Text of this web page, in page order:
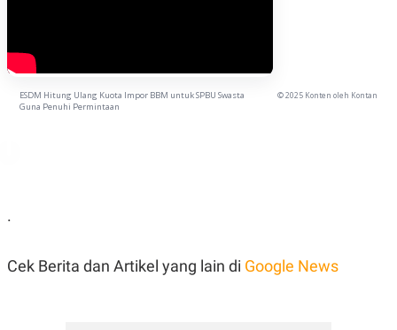
ESDM Hitung Ulang Kuota Impor BBM untuk SPBU Swasta
Guna Penuhi Permintaan
© 2025 Konten oleh Kontan
.
Cek Berita dan Artikel yang lain di Google News